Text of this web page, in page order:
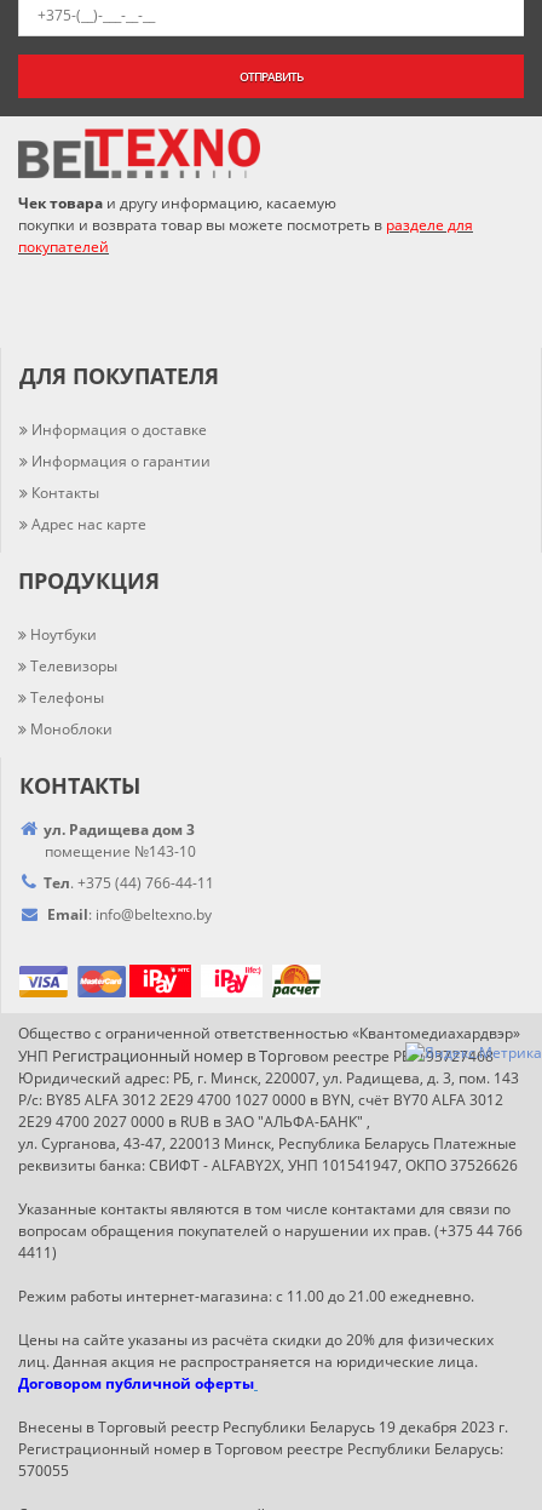
ОТПРАВИТЬ
Чек товара и другу информацию, касаемую
покупки и возврата товар вы можете посмотреть в разделе для
покупателей
ДЛЯ ПОКУПАТЕЛЯ
Информация о доставке
Информация о гарантии
Контакты
Адрес нас карте
ПРОДУКЦИЯ
Ноутбуки
Телевизоры
Телефоны
Моноблоки
КОНТАКТЫ
ул. Радищева дом 3
помещение №143-10
Тел. +375 (44) 766-44-11
Email: info@beltexno.by
Общество с ограниченной ответственностью «Квантомедиахардвэр»
УНП Регистрационный номер в Торговом реестре РБ: 193727468
Юридический адрес: РБ, г. Минск, 220007, ул. Радищева, д. 3, пом. 143
Р/с: BY85 ALFA 3012 2E29 4700 1027 0000 в BYN, счёт BY70 ALFA 3012
2E29 4700 2027 0000 в RUB в ЗАО "АЛЬФА-БАНК" ,
ул. Сурганова, 43-47, 220013 Минск, Республика Беларусь Платежные
реквизиты банка: СВИФТ - ALFABY2X, УНП 101541947, ОКПО 37526626
Указанные контакты являются в том числе контактами для связи по
вопросам обращения покупателей о нарушении их прав. (+375 44 766
4411)
Режим работы интернет-магазина: с 11.00 до 21.00 ежедневно.
Цены на сайте указаны из расчёта скидки до 20% для физических
лиц. Данная акция не распространяется на юридические лица.
Договором публичной оферты
Внесены в Торговый реестр Республики Беларусь 19 декабря 2023 г.
Регистрационный номер в Торговом реестре Республики Беларусь:
570055